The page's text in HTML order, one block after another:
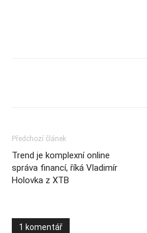
Předchozí článek
Trend je komplexní online
správa financí, říká Vladimír
Holovka z XTB
1 komentář